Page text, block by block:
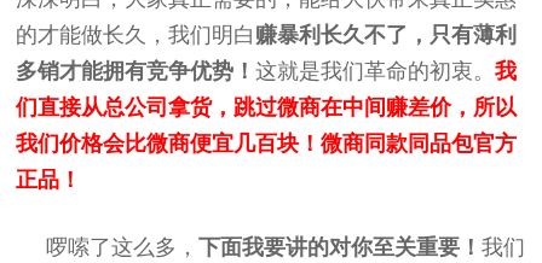
的才能做长久，我们明白 赚暴利长久不了，只有薄利
多销才能拥有竞争优势！这就是我们革命的初衷。我
们直接从总公司拿货，跳过微商在中间赚差价，所以
我们价格会比微商便宜几百块！微商同款同品包官方
正品！
啰嗦了这么多，下面我要讲的对你至关重要！我们